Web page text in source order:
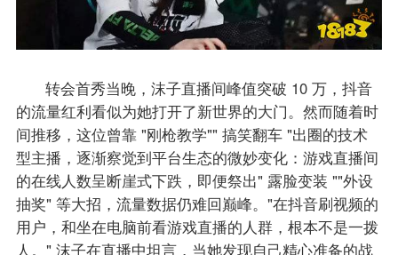
转会首秀当晚，沫子直播间峰值突破 10 万，抖音
的流量红利看似为她打开了新世界的大门。然而随着时
间推移，这位曾靠 "刚枪教学"" 搞笑翻车 "出圈的技术
型主播，逐渐察觉到平台生态的微妙变化：游戏直播间
的在线人数呈断崖式下跌，即便祭出" 露脸变装 ""外设
抽奖" 等大招，流量数据仍难回巅峰。​"在抖音刷视频的
用户，和坐在电脑前看游戏直播的人群，根本不是一拨
人。" 沫子在直播中坦言，当她发现自己精心准备的战